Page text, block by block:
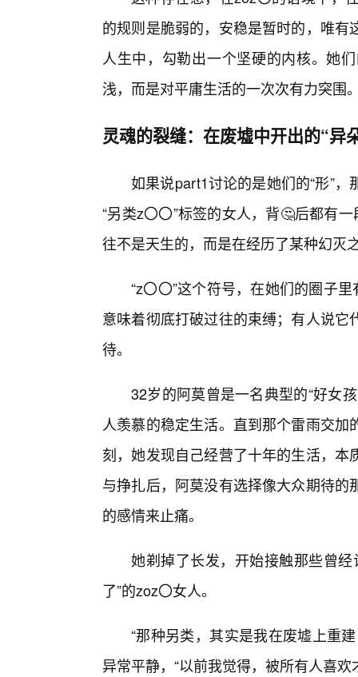
的规则是脆弱的，安稳是暂时的，唯
人生中，勾勒出一个坚硬的内核。她
浅，而是对平庸生活的一次次有力突围
灵魂的裂缝：在废墟中开出的“异
如果说part1讨论的是她们的“形”
“另类z〇〇”标签的女人，背🤔后都有
往不是天生的，而是在经历了某种幻灭
“z〇〇”这个符号，在她们的圈子
意味着彻底打破过往的束缚；有人说
待。
32岁的阿莫曾是一名典型的“好女
人羡慕的稳定生活。直到那个雷雨交
刻，她发现自己经营了十年的生活，
与挣扎后，阿莫没有选择像大众期待
的感情来止痛。
她剃掉了长发，开始接触那些曾
了”的zoz〇女人。
“那种另类，其实是我在废墟上重
异常平静，“以前我觉得，被所有人喜